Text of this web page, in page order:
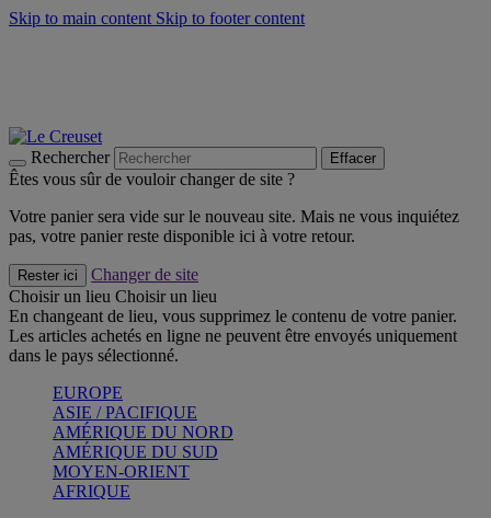
Skip to main content Skip to footer content
Rechercher Effacer
Êtes vous sûr de vouloir changer de site ?
Votre panier sera vide sur le nouveau site. Mais ne vous inquiétez
pas, votre panier reste disponible ici à votre retour.
Rester ici
Changer de site
Choisir un lieu Choisir un lieu
En changeant de lieu, vous supprimez le contenu de votre panier.
Les articles achetés en ligne ne peuvent être envoyés uniquement
dans le pays sélectionné.
EUROPE
ASIE / PACIFIQUE
AMÉRIQUE DU NORD
AMÉRIQUE DU SUD
MOYEN-ORIENT
AFRIQUE